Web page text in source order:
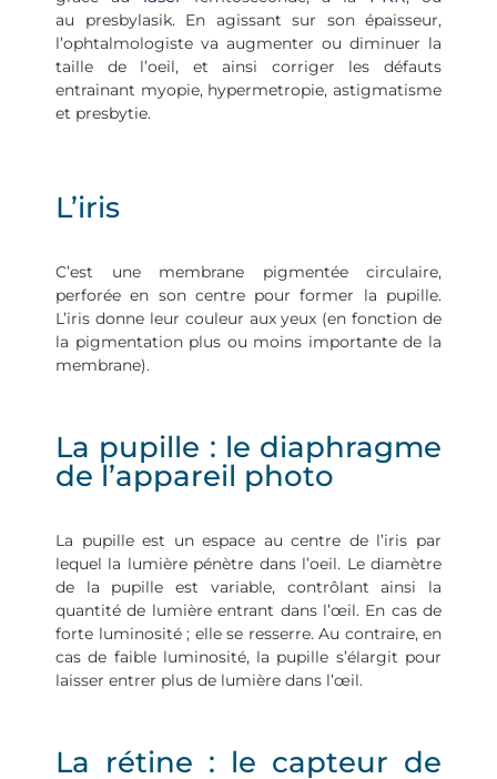
au presbylasik. En agissant sur son épaisseur,
l’ophtalmologiste va augmenter ou diminuer la
taille de l’oeil, et ainsi corriger les défauts
entrainant myopie, hypermetropie, astigmatisme
et presbytie.
L’iris
C’est une membrane pigmentée circulaire,
perforée en son centre pour former la pupille.
L’iris donne leur couleur aux yeux (en fonction de
la pigmentation plus ou moins importante de la
membrane).
La pupille : le diaphragme
de l’appareil photo
La pupille est un espace au centre de l’iris par
lequel la lumière pénètre dans l’oeil. Le diamètre
de la pupille est variable, contrôlant ainsi la
quantité de lumière entrant dans l’œil. En cas de
forte luminosité ; elle se resserre. Au contraire, en
cas de faible luminosité, la pupille s’élargit pour
laisser entrer plus de lumière dans l’œil.
La rétine : le capteur de